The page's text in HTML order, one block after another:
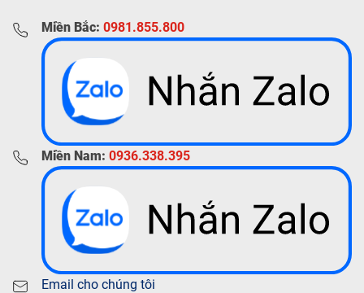
Miền Bắc: 0981.855.800
Miền Nam: 0936.338.395
Email cho chúng tôi